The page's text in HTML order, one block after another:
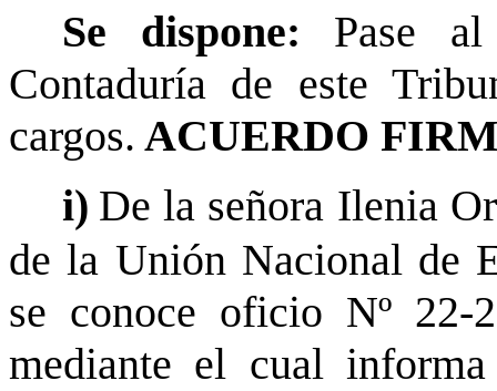
Se dispone: Pase
Contaduría de este
cargos. ACUERDO
i) De la señora Ilenia
de la Unión Nacional de
se conoce oficio Nº
mediante el cual